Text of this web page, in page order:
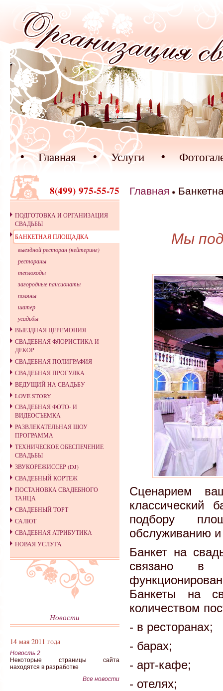
Главная Услуги
8(499) 975-55-75
ПОДГОТОВКА И ОРГАНИЗАЦИЯ
СВАДЬБЫ
БАНКЕТНАЯ ПЛОЩАДКА
выездной ресторан (кейтеринг)
рестораны
теплоходы
загородные пансионаты
поляны
шатер
усадьбы
ВЫЕЗДНАЯ ЦЕРЕМОНИЯ
СВАДЕБНАЯ ФЛОРИСТИКА И
ДЕКОР
СВАДЕБНАЯ ПОЛИГРАФИЯ
СВАДЕБНАЯ ПРОГУЛКА
ВЕДУЩИЙ НА СВАДЬБУ
LOVE STORY
СВАДЕБНАЯ ФОТО- И
ВИДЕОСЪЕМКА
РАЗВЛЕКАТЕЛЬНАЯ ШОУ
ПРОГРАММА
ТЕХНИЧЕСКОЕ ОБЕСПЕЧЕНИЕ
СВАДЬБЫ
ЗВУКОРЕЖИССЕР (DJ)
СВАДЕБНЫЙ КОРТЕЖ
ПОСТАНОВКА СВАДЕБНОГО
ТАНЦА
СВАДЕБНЫЙ ТОРТ
САЛЮТ
СВАДЕБНАЯ АТРИБУТИКА
НОВАЯ УСЛУГА
Новости
14 мая 2011 года
Новость 2
Некоторые страницы сайта
находятся в разработке
Все новости
Главная
Мы
Сценарием
классический
подбору
обслуживанию
Банкет на
связано в
Банкеты на
количеством
- в ресторанах;
- барах;
- арт-кафе;
- отелях;